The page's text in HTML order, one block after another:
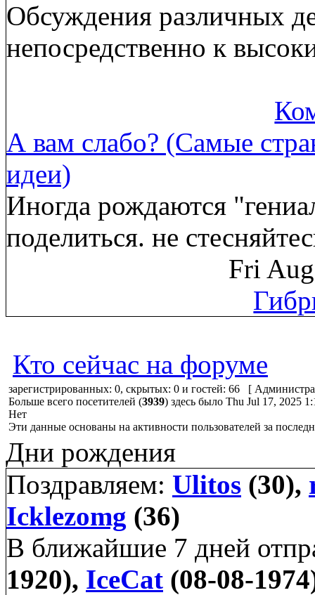
Обсуждения различных
непосредственно к
А вам слабо? (Самые
идеи)
Иногда рождаются
поделиться. не
Fri
Кто сейчас на форуме
зарегистрированных: 0, скрытых: 0 и гостей: 66 [
Больше всего посетителей (3939) здесь было Thu Jul 17, 2025
Нет
Эти данные основаны на активности пользователей за
Дни рождения
Поздравляем: Ulitos (30),
Icklezomg (36)
В ближайшие 7 дней
1920), IceCat (08-08-